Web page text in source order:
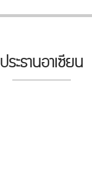
ประธานอาเซียน